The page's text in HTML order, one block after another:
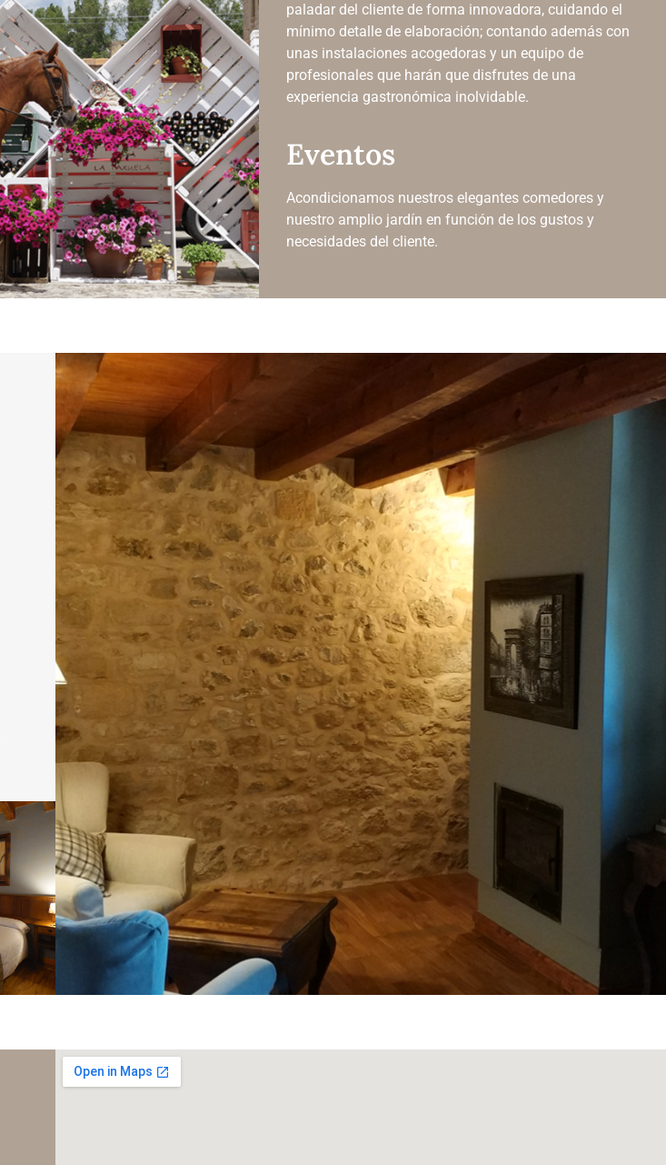
paladar del cliente de forma innovadora, cuidando el
mínimo detalle de elaboración; contando además con
unas instalaciones acogedoras y un equipo de
profesionales que harán que disfrutes de una
experiencia gastronómica inolvidable.
Eventos
Acondicionamos nuestros elegantes comedores y
nuestro amplio jardín en función de los gustos y
necesidades del cliente.